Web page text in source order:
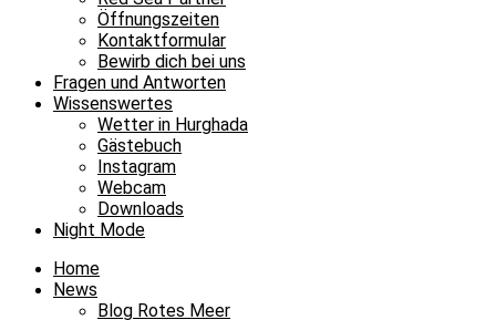
Öffnungszeiten
Kontaktformular
Bewirb dich bei uns
Fragen und Antworten
Wissenswertes
Wetter in Hurghada
Gästebuch
Instagram
Webcam
Downloads
Night Mode
Home
News
Blog Rotes Meer